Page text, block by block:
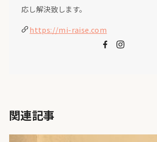
応し解決致します。
https://mi-raise.com
関連記事